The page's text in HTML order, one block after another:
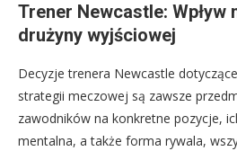
Trener Newcastle: Wpływ
drużyny wyjściowej
Decyzje trenera Newcastle
strategii meczowej są zawsze
zawodników na konkretne pozycje,
mentalna, a także forma rywala,